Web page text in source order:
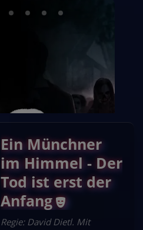
Ein Münchner
im Himmel - Der
Tod ist erst der
Anfang
Regie: David Dietl. Mit